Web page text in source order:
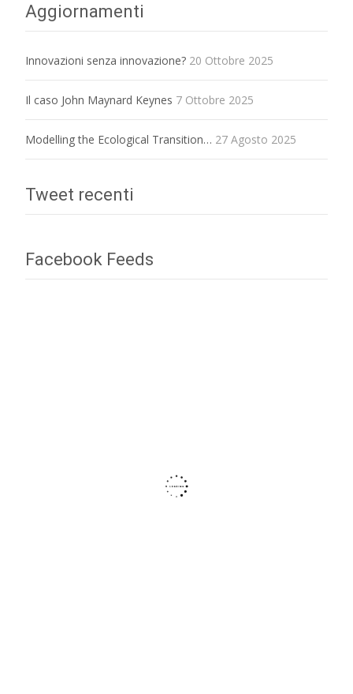
Aggiornamenti
Innovazioni senza innovazione? 20 Ottobre 2025
Il caso John Maynard Keynes 7 Ottobre 2025
Modelling the Ecological Transition… 27 Agosto 2025
Tweet recenti
Facebook Feeds